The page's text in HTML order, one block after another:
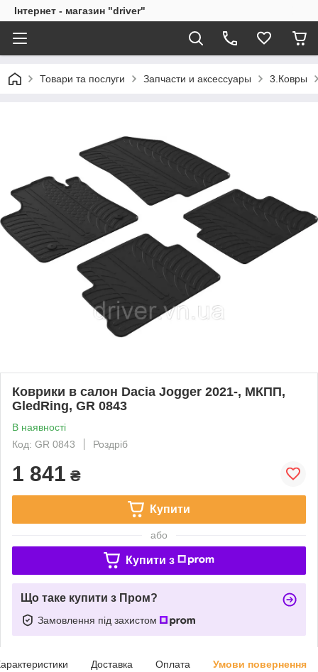
Інтернет - магазин "driver"
Товари та послуги Запчасти и аксессуары 3.Ковры
Коврики в салон Dacia Jogger 2021-, МКПП,
GledRing, GR 0843
В наявності
Код: GR 0843
Роздріб
1 841 ₴
Купити
або
Купити з
Що таке купити з Пром?
Замовлення під захистом
Доставка Оплата Умови повернення